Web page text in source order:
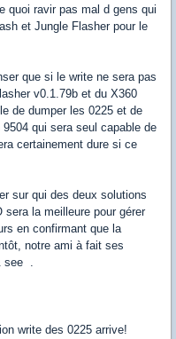
quoi ravir pas mal d gens qui
et Jungle Flasher pour le
que si le write ne sera pas
v0.1.79b et du X360
de dumper les 0225 et de
qui sera seul capable de
certainement dure si ce
sur qui des deux solutions
sera la meilleure pour gérer
en confirmant que la
notre ami à fait ses
see .
write des 0225 arrive!